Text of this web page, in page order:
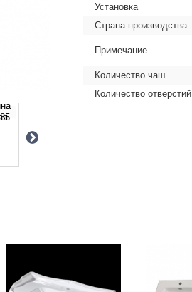
Установка
Страна производства
Примечание
Количество чаш
Количество отверстий